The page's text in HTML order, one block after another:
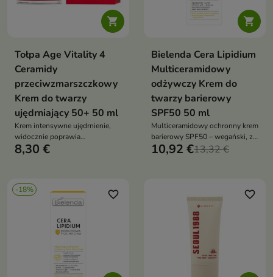

Tołpa Age Vitality 4
Ceramidy
przeciwzmarszczkowy
Krem do twarzy
ujędrniający 50+ 50 ml
Krem intensywne ujędrnienie,
widocznie poprawia
elastyczność i wygładza skórę.
barierę hydrolipidową i chroniąc
skórę przed czynnikami
8,30 €

Bielenda Cera Lipidium
Multiceramidowy
odżywczy Krem do
twarzy barierowy
SPF50 50 ml
Multiceramidowy ochronny krem
barierowy SPF50 – wegański, z
neoceramidami, kwasem
10,92 €13,32 €
-18% favorite_border favorite_border